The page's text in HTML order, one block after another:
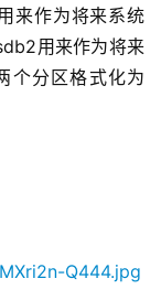
来作为将来系统
用来作为将来
个分区格式化为